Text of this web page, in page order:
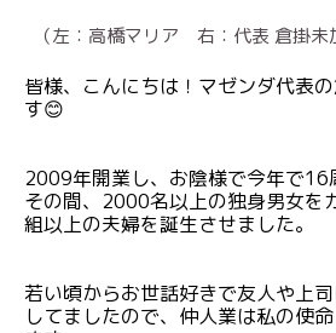
（左：高橋マリア 右：代表 倉掛未
皆様、こんにちは！マゼンダ代表
す😊
2009年開業し、お陰様で今年で16
その間、2000名以上の独身男女を
組以上の夫婦を誕生させました。
若い頃からお世話好きで友人や上
してましたので、仲人業は私の使